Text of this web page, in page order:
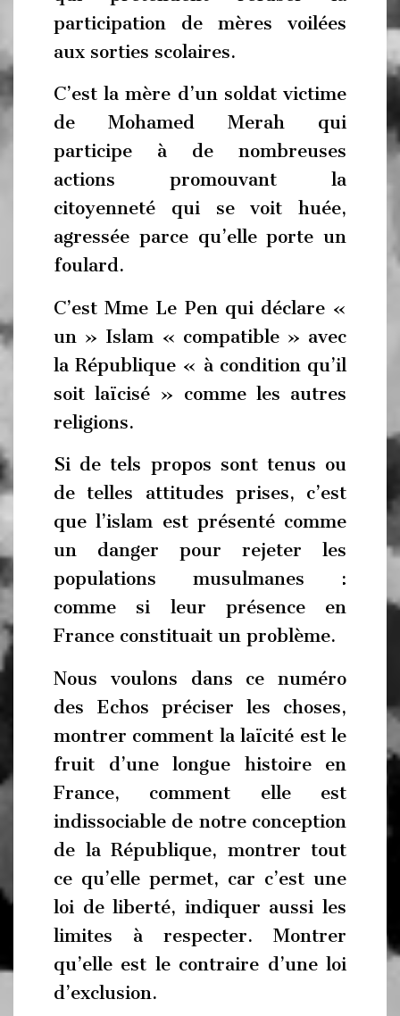
participation de mères voilées
aux sorties scolaires.
C’est la mère d’un soldat victime
de Mohamed Merah qui
participe à de nombreuses
actions promouvant la
citoyenneté qui se voit huée,
agressée parce qu’elle porte un
foulard.
C’est Mme Le Pen qui déclare «
un » Islam « compatible » avec
la République « à condition qu’il
soit laïcisé » comme les autres
religions.
Si de tels propos sont tenus ou
de telles attitudes prises, c’est
que l’islam est présenté comme
un danger pour rejeter les
populations musulmanes :
comme si leur présence en
France constituait un problème.
Nous voulons dans ce numéro
des Echos préciser les choses,
montrer comment la laïcité est le
fruit d’une longue histoire en
France, comment elle est
indissociable de notre conception
de la République, montrer tout
ce qu’elle permet, car c’est une
loi de liberté, indiquer aussi les
limites à respecter. Montrer
qu’elle est le contraire d’une loi
d’exclusion.